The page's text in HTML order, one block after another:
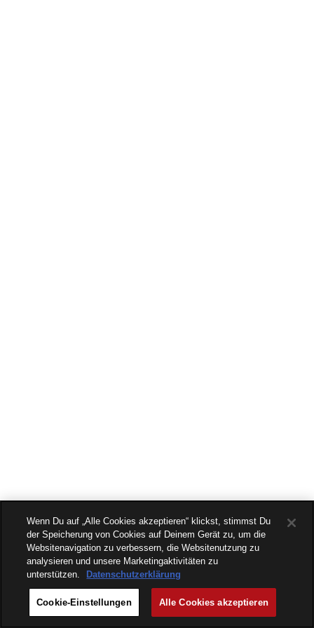
Wenn Du auf „Alle Cookies akzeptieren“ klickst, stimmst Du
der Speicherung von Cookies auf Deinem Gerät zu, um die
Websitenavigation zu verbessern, die Websitenutzung zu
analysieren und unsere Marketingaktivitäten zu
unterstützen.
Datenschutzerklärung
Cookie-Einstellungen Alle Cookies akzeptieren